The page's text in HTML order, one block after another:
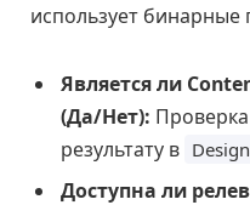
использует бинарные
Является ли
(Да/Нет):
результату в
Доступна ли